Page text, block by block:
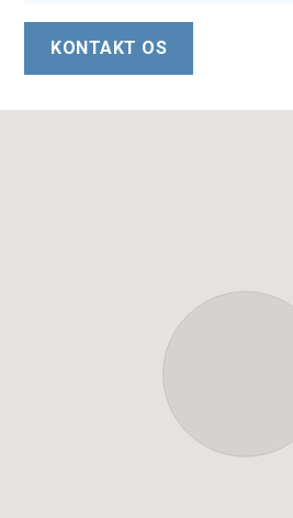
KONTAKT OS